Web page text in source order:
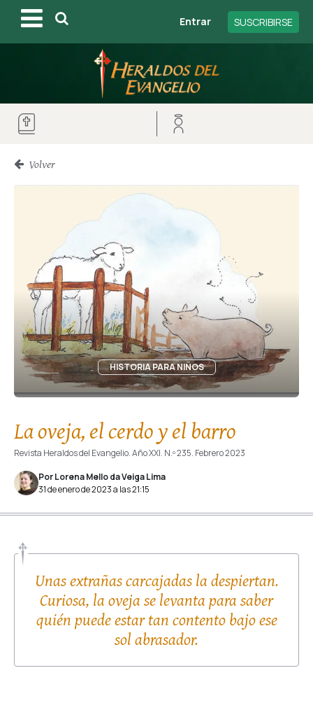
Entrar SUSCRIBIRSE
Volver
HISTORIA PARA NIÑOS
La oveja, el cerdo y el barro
Revista Heraldos del Evangelio. Año XXI. N.º 235. Febrero 2023
Por Lorena Mello da Veiga Lima
31 de enero de 2023 a las 21:15
Unas extrañas carcajadas la despiertan.
Curiosa, la oveja se levanta para saber
quién puede estar tan contento bajo ese
sol abrasador.